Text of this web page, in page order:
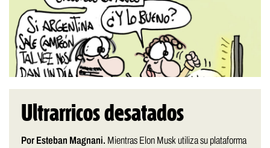
Ultrarricos desatados
Por Esteban Magnani. Mientras Elon Musk utiliza su plataforma